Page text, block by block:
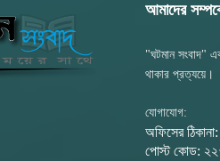
আমাদের
"ঘটমান সংবাদ"
থাকার প্রত্যয়ে।
যোগাযোগ:
অফিসের
পোস্ট কোড: